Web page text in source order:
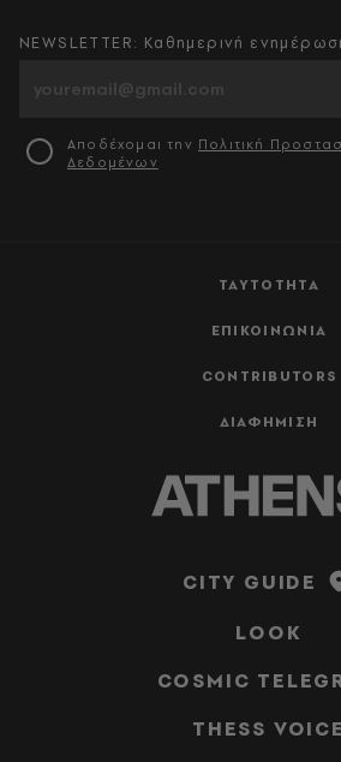
ΤΑΥΤΟΤΗΤΑ
ΕΠΙΚΟΙΝΩΝΙΑ
CONTRIBUTORS
ΔΙΑΦΗΜΙΣΗ
NEWSLETTER: Καθημερινή
Αποδέχομαι την Πολιτική
Δεδομένων
CITY GUIDE
LOOK
COSMIC
THESS VOICE